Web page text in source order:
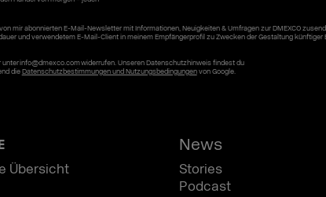
mir abonnierten E-Mail-Newsletter mit Informationen, Neuigkeiten & Umfragen zur DMEXCO
und verwendetem E-Mail-Client in meinem Empfängerprofil zu Zwecken der Gestaltung künftiger
info@dmexco.com widerrufen. Unseren Datenschutzhinweis findest du
dieDatenschutzbestimmungen und Nutzungsbedingungenvon Google.
Übersicht
News
Stories
Podcast